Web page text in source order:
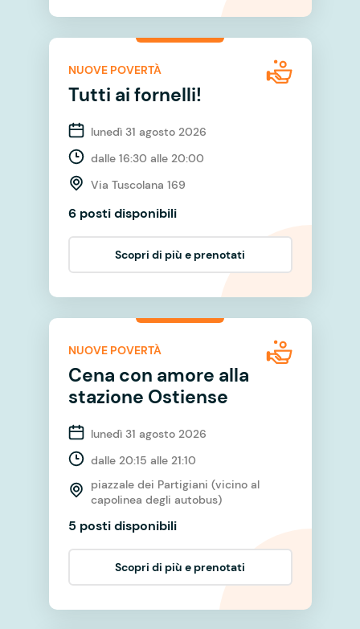
NUOVE POVERTÀ
Tutti ai fornelli!
lunedì 31 agosto 2026
dalle 16:30 alle 20:00
Via Tuscolana 169
6 posti disponibili
Scopri di più e prenotati
NUOVE POVERTÀ
Cena con amore alla
stazione Ostiense
lunedì 31 agosto 2026
dalle 20:15 alle 21:10
piazzale dei Partigiani (vicino al
capolinea degli autobus)
5 posti disponibili
Scopri di più e prenotati